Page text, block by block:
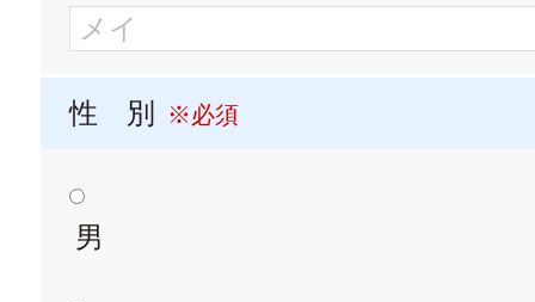
性 別 ※必須
男